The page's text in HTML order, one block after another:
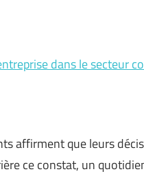
dans le secteur
affirment que leurs
ce constat, un